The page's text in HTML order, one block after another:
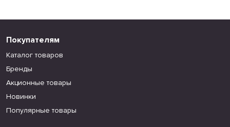
Покупателям
Каталог товаров
Бренды
Акционные товары
Новинки
Популярные товары